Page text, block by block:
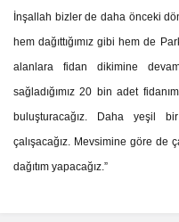
İnşallah bizler de daha önceki
hem dağıttığımız gibi hem de
alanlara fidan dikimine
sağladığımız 20 bin adet
buluşturacağız. Daha yeşil
çalışacağız. Mevsimine göre de
dağıtım yapacağız.”